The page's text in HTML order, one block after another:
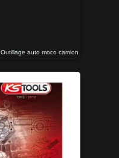
Outillage auto moco camion